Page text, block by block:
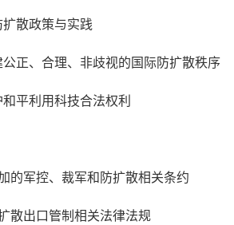
扩散政策与实践
公正、合理、非歧视的国际防扩散秩序
和平利用科技合法权利
的军控、裁军和防扩散相关条约
散出口管制相关法律法规